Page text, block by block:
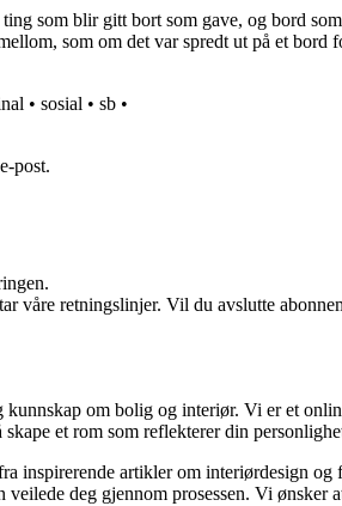
som blir gitt bort som gave, og bord
som om det var spredt ut på et
• sosial • sb •
post.
våre retningslinjer. Vil du avslutte
om bolig og interiør. Vi er et
et rom som reflekterer din
inspirerende artikler om interiørdesign
veilede deg gjennom prosessen. Vi